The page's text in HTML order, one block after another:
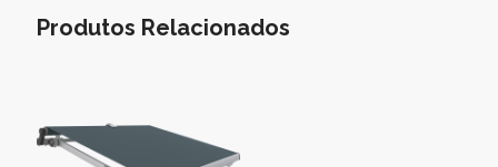
Produtos Relacionados